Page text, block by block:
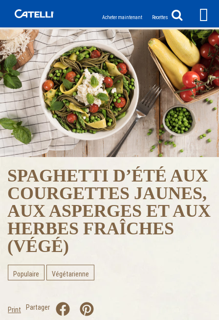
Acheter maintenant Recettes
SPAGHETTI D’ÉTÉ AUX
COURGETTES JAUNES,
AUX ASPERGES ET AUX
HERBES FRAÎCHES
(VÉGÉ)
Populaire Végétarienne
Print Partager